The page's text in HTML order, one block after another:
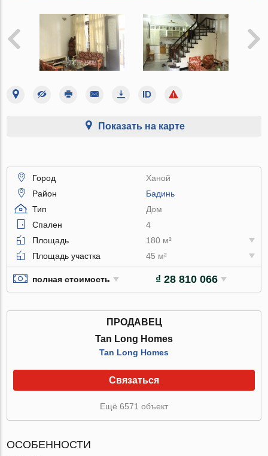
Показать на карте
Город
Ханой
Район
Бадинь
Тип
Дом
Спален
4
Площадь
180 м²
Площадь участка
45 м²
полная стоимость ₫ 28 810 066
ПРОДАВЕЦ
Tan Long Homes
Tan Long Homes
Связаться
Ещё 6571 объект
ОСОБЕННОСТИ